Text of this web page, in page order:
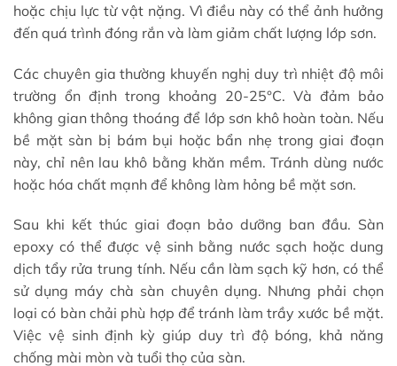
hoặc chịu lực từ vật nặng. Vì điều này có thể ảnh hưởng
đến quá trình đóng rắn và làm giảm chất lượng lớp sơn.
Các chuyên gia thường khuyến nghị duy trì nhiệt độ môi
trường ổn định trong khoảng 20-25°C. Và đảm bảo
không gian thông thoáng để lớp sơn khô hoàn toàn. Nếu
bề mặt sàn bị bám bụi hoặc bẩn nhẹ trong giai đoạn
này, chỉ nên lau khô bằng khăn mềm. Tránh dùng nước
hoặc hóa chất mạnh để không làm hỏng bề mặt sơn.
Sau khi kết thúc giai đoạn bảo dưỡng ban đầu. Sàn
epoxy có thể được vệ sinh bằng nước sạch hoặc dung
dịch tẩy rửa trung tính. Nếu cần làm sạch kỹ hơn, có thể
sử dụng máy chà sàn chuyên dụng. Nhưng phải chọn
loại có bàn chải phù hợp để tránh làm trầy xước bề mặt.
Việc vệ sinh định kỳ giúp duy trì độ bóng, khả năng
chống mài mòn và tuổi thọ của sàn.